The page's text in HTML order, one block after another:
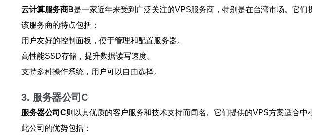
云计算服务商B是一家近年来受到广泛关注的VPS服务商，特别是在台湾市场。它
该服务商的特点包括：
用户友好的控制面板，便于管理和配置服务器。
高性能SSD存储，提升数据读写速度。
支持多种操作系统，用户可以自由选择。
3. 服务器公司C
服务器公司C则以其优质的客户服务和技术支持而闻名。它们提供的VPS方案适合中
此公司的优势包括：